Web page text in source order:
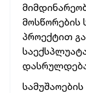
მოსწორების
პროექტით